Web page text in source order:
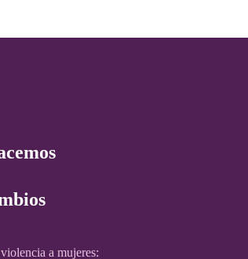
a mujeres: